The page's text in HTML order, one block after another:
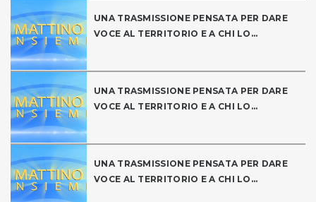
UNA TRASMISSIONE PENSATA PER DARE
VOCE AL TERRITORIO E A CHI LO...
UNA TRASMISSIONE PENSATA PER DARE
VOCE AL TERRITORIO E A CHI LO...
UNA TRASMISSIONE PENSATA PER DARE
VOCE AL TERRITORIO E A CHI LO...